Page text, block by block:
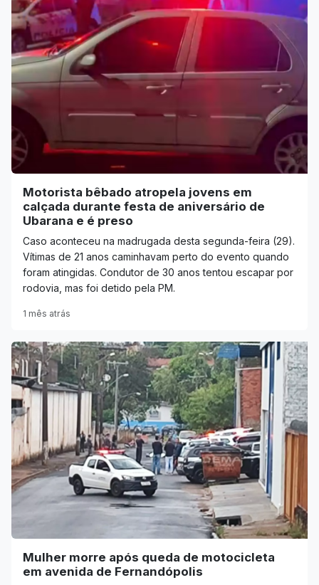
Motorista bêbado atropela jovens em
calçada durante festa de aniversário de
Ubarana e é preso
Caso aconteceu na madrugada desta segunda-feira (29).
Vítimas de 21 anos caminhavam perto do evento quando
foram atingidas. Condutor de 30 anos tentou escapar por
rodovia, mas foi detido pela PM.
1 mês atrás
Mulher morre após queda de motocicleta
em avenida de Fernandópolis